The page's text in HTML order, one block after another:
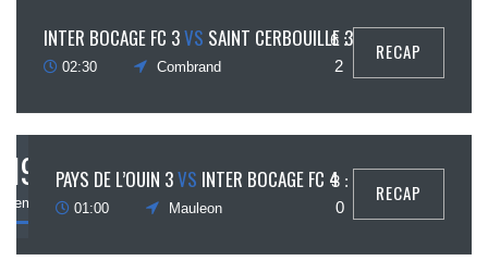
INTER BOCAGE FC 3VS SAINT CERBOUILLE 3
02:30 Combrand
6 :
2
RECAP
19 PAYS DE L’OUIN 3VS INTER BOCAGE FC 4
01:00 Mauleon
3 :
0
RECAP